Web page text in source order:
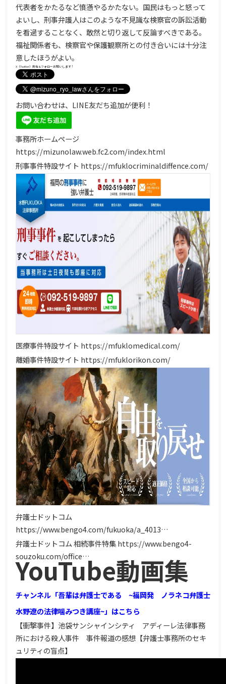
代表者をかたるなど憤懣やるかたない。国民はもっと怒って
よいし、刑事弁護人はこのような不見識な検察官の訴訟活動
を看過することなく、敢然と切り返して反論すべきである。
福祉関係者も、検察官や保護観察所との付き合いには十分注
意したほうがよい。
X（Twitter）共有&フォローお願いします！
お問い合わせは、LINE友だち追加が便利！
事務所ホームページ
https://mizunolaw.web.fc2.com/index.html
刑事事件特設サイト https://mfuklocriminaldiffence.com/
医療事件特設サイト https://mfuklomedical.com/
離婚事件特設サイト https://mfuklorikon.com/
弁護士ドットコム
https://www.bengo4.com/fukuoka/a_4013…
弁護士ドットコム 相続事件特集https://www.bengo4-
souzoku.com/office…
YouTube動画集
チャンネル「吾輩は弁護士である ~福岡発 ノラネコ弁護士
水野遼の法律噛みつき講座~」はこちら
【衝撃事件】池袋サンシャインシティ アディーレ法律事務
所における殺人事件 事件報道の感想【弁護士事務所のセキ
ュリティの盲点】